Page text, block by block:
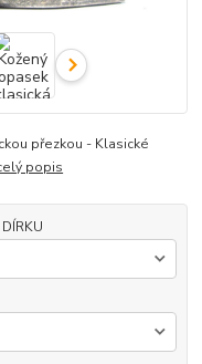
přezkou - Klasické
popis